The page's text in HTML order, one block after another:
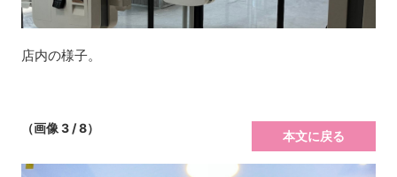
店内の様子。
（画像 3 / 8）
本文に戻る